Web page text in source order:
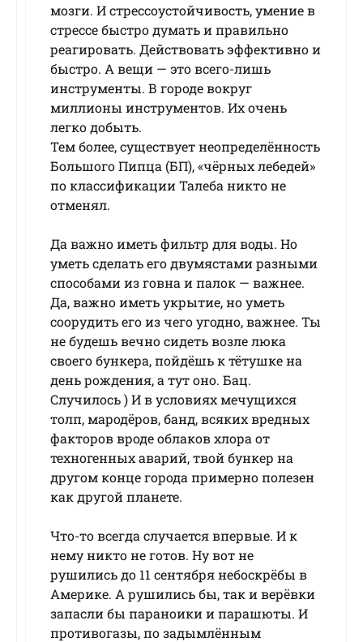
мозги. И стрессоустойчивость, умение в
стрессе быстро думать и правильно
реагировать. Действовать эффективно и
быстро. А вещи — это всего-лишь
инструменты. В городе вокруг
миллионы инструментов. Их очень
легко добыть.
Тем более, существует неопределённость
Большого Пипца (БП), «чёрных лебедей»
по классификации Талеба никто не
отменял.
Да важно иметь фильтр для воды. Но
уметь сделать его двумястами разными
способами из говна и палок — важнее.
Да, важно иметь укрытие, но уметь
соорудить его из чего угодно, важнее. Ты
не будешь вечно сидеть возле люка
своего бункера, пойдёшь к тётушке на
день рождения, а тут оно. Бац.
Случилось ) И в условиях мечущихся
толп, мародёров, банд, всяких вредных
факторов вроде облаков хлора от
техногенных аварий, твой бункер на
другом конце города примерно полезен
как другой планете.
Что-то всегда случается впервые. И к
нему никто не готов. Ну вот не
рушились до 11 сентября небоскрёбы в
Америке. А рушились бы, так и верёвки
запасли бы параноики и парашюты. И
противогазы, по задымлённым